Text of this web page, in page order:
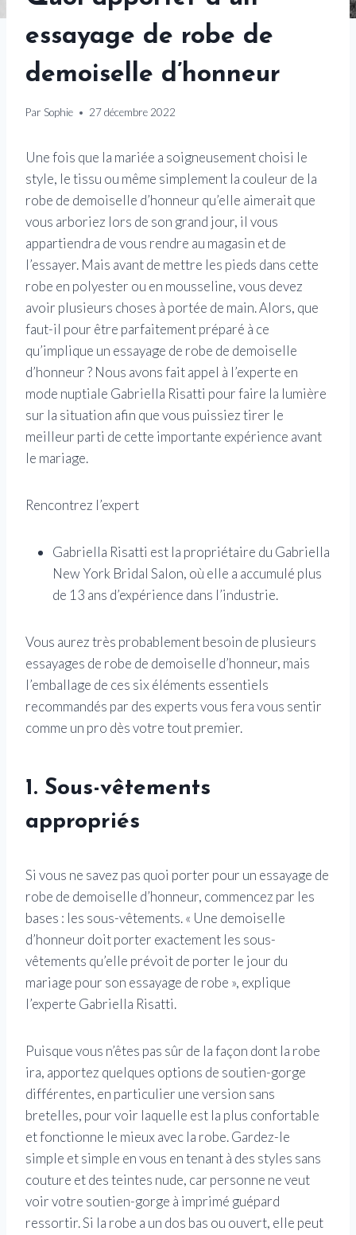
essayage de robe de
demoiselle d’honneur
Par Sophie 27 décembre 2022
Une fois que la mariée a soigneusement choisi le
style, le tissu ou même simplement la couleur de la
robe de demoiselle d’honneur qu’elle aimerait que
vous arboriez lors de son grand jour, il vous
appartiendra de vous rendre au magasin et de
l’essayer. Mais avant de mettre les pieds dans cette
robe en polyester ou en mousseline, vous devez
avoir plusieurs choses à portée de main. Alors, que
faut-il pour être parfaitement préparé à ce
qu’implique un essayage de robe de demoiselle
d’honneur ? Nous avons fait appel à l’experte en
mode nuptiale Gabriella Risatti pour faire la lumière
sur la situation afin que vous puissiez tirer le
meilleur parti de cette importante expérience avant
le mariage.
Rencontrez l’expert
Gabriella Risatti est la propriétaire du Gabriella
New York Bridal Salon, où elle a accumulé plus
de 13 ans d’expérience dans l’industrie.
Vous aurez très probablement besoin de plusieurs
essayages de robe de demoiselle d’honneur, mais
l’emballage de ces six éléments essentiels
recommandés par des experts vous fera vous sentir
comme un pro dès votre tout premier.
1. Sous-vêtements
appropriés
Si vous ne savez pas quoi porter pour un essayage de
robe de demoiselle d’honneur, commencez par les
bases : les sous-vêtements. « Une demoiselle
d’honneur doit porter exactement les sous-
vêtements qu’elle prévoit de porter le jour du
mariage pour son essayage de robe », explique
l’experte Gabriella Risatti.
Puisque vous n’êtes pas sûr de la façon dont la robe
ira, apportez quelques options de soutien-gorge
différentes, en particulier une version sans
bretelles, pour voir laquelle est la plus confortable
et fonctionne le mieux avec la robe. Gardez-le
simple et simple en vous en tenant à des styles sans
couture et des teintes nude, car personne ne veut
voir votre soutien-gorge à imprimé guépard
ressortir. Si la robe a un dos bas ou ouvert, elle peut